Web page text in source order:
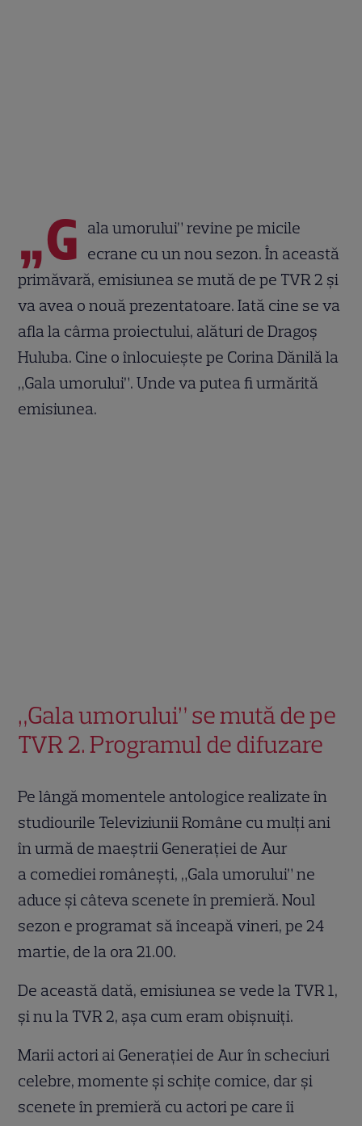
„G ala umorului” revine pe micile
ecrane cu un nou sezon. În această
primăvară, emisiunea se mută de pe TVR 2 și
va avea o nouă prezentatoare. Iată cine se va
afla la cârma proiectului, alături de Dragoș
Huluba. Cine o înlocuiește pe Corina Dănilă la
„Gala umorului”. Unde va putea fi urmărită
emisiunea.
„Gala umorului” se mută de pe
TVR 2. Programul de difuzare
Pe lângă momentele antologice realizate în
studiourile Televiziunii Române cu mulţi ani
în urmă de maeştrii Generaţiei de Aur
a comediei româneşti, „Gala umorului” ne
aduce şi câteva scenete în premieră. Noul
sezon e programat să înceapă vineri, pe 24
martie, de la ora 21.00.
De această dată, emisiunea se vede la TVR 1,
și nu la TVR 2, așa cum eram obișnuiți.
Marii actori ai Generaţiei de Aur în scheciuri
celebre, momente şi schiţe comice, dar şi
scenete în premieră cu actori pe care îi